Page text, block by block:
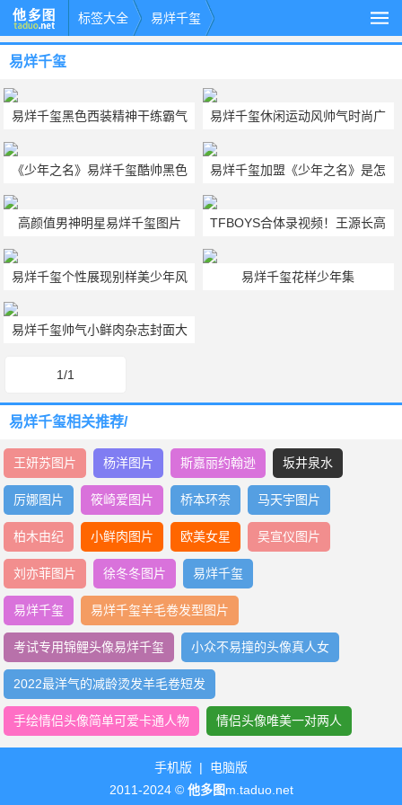
标签大全 易烊千玺
易烊千玺
易烊千玺黑色西装精神干练霸气
易烊千玺休闲运动风帅气时尚广
《少年之名》易烊千玺酷帅黑色
易烊千玺加盟《少年之名》是怎
高颜值男神明星易烊千玺图片
TFBOYS合体录视频！王源长高
易烊千玺个性展现别样美少年风
易烊千玺花样少年集
易烊千玺帅气小鲜肉杂志封面大
1/1
易烊千玺相关推荐/
王妍苏图片 杨洋图片 斯嘉丽约翰逊 坂井泉水
厉娜图片 筱崎爱图片 桥本环奈 马天宇图片
柏木由纪 小鲜肉图片 欧美女星 吴宣仪图片
刘亦菲图片 徐冬冬图片 易烊千玺
易烊千玺 易烊千玺羊毛卷发型图片
考试专用锦鲤头像易烊千玺 小众不易撞的头像真人女
2022最洋气的减龄烫发羊毛卷短发
手绘情侣头像简单可爱卡通人物 情侣头像唯美一对两人
手机版 | 电脑版
2011-2024 © 他多图m.taduo.net